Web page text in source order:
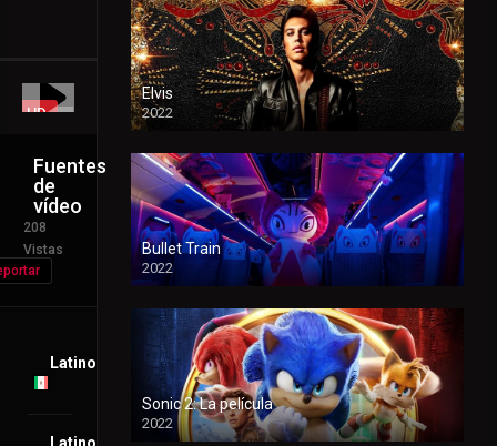
Español
HD
HD
Fuentes
de
vídeo
208
Vistas
Latino
Elvis
2022
Bullet Train
2022
Sonic 2: La película
2022